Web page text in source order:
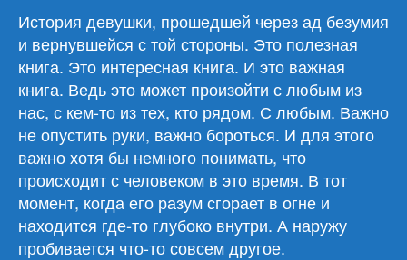
История девушки, прошедшей через ад безумия
и вернувшейся с той стороны. Это полезная
книга. Это интересная книга. И это важная
книга. Ведь это может произойти с любым из
нас, с кем-то из тех, кто рядом. С любым. Важно
не опустить руки, важно бороться. И для этого
важно хотя бы немного понимать, что
происходит с человеком в это время. В тот
момент, когда его разум сгорает в огне и
находится где-то глубоко внутри. А наружу
пробивается что-то совсем другое.